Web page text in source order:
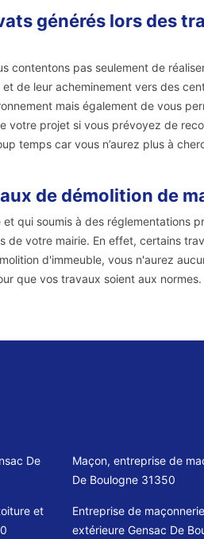
générés lors des
contentons pas seulement de
de leur acheminement vers des
mais également de vous
votre projet si vous prévoyez de
temps car vous n’aurez plus à
de démolition de
qui soumis à des réglementations
de votre mairie. En effet, certains
d'immeuble, vous n'aurez
que vos travaux soient aux normes.
De
Maçon, entreprise de
De Boulogne 31350
et
Entreprise de
extérieure Gensac De